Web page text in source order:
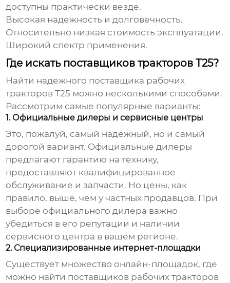
доступны практически везде.
Высокая надежность и долговечность.
Относительно низкая стоимость эксплуатации.
Широкий спектр применения.
Где искать поставщиков тракторов Т25?
Найти надежного поставщика рабочих
тракторов Т25 можно несколькими способами.
Рассмотрим самые популярные варианты:
1. Официальные дилеры и сервисные центры
Это, пожалуй, самый надежный, но и самый
дорогой вариант. Официальные дилеры
предлагают гарантию на технику,
предоставляют квалифицированное
обслуживание и запчасти. Но цены, как
правило, выше, чем у частных продавцов. При
выборе официального дилера важно
убедиться в его репутации и наличии
сервисного центра в вашем регионе.
2. Специализированные интернет-площадки
Существует множество онлайн-площадок, где
можно найти поставщиков рабочих тракторов